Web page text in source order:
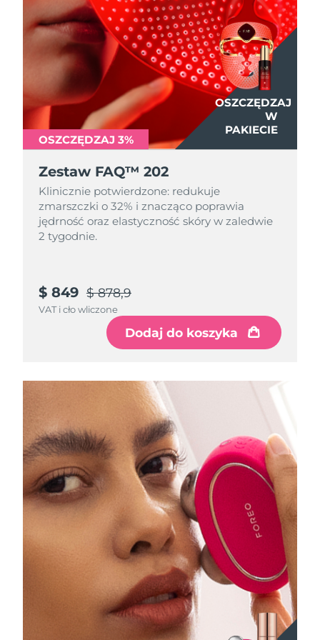
OSZCZĘDZAJ
W
PAKIECIE
OSZCZĘDZAJ 3%
Zestaw FAQ™ 202
Klinicznie potwierdzone: redukuje
zmarszczki o 32% i znacząco poprawia
jędrność oraz elastyczność skóry w zaledwie
2 tygodnie.
$ 849 $ 878,9
VAT i cło wliczone
Dodaj do koszyka
Izrael
Oczekiwany czas dostawy
8/15/26
Włochy
Oczekiwany czas dostawy
8/11/26
Japonia
Oczekiwany czas dostawy
8/14/26
Kazachstan
Oczekiwany czas dostawy
Kuwejt
Łotwa
Oczekiwany czas dostawy
8/12/26
8/11/26
Luksemburg
Oczekiwany czas dostawy
8/11/26
SRA Makau (Chiny)
Oczekiwany czas dostawy
8/13/26
Malezja
Oczekiwany czas dostawy
8/14/26
Malta
Oczekiwany czas dostawy
8/11/26
Oczekiwany czas dostawy
8/15/26
Oczekiwany czas dostawy